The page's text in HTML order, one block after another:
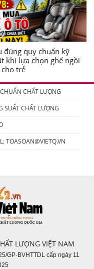
đúng quy chuẩn kỹ
khi lựa chọn ghế ngồi
trẻ
CHẤT LƯỢNG
SUẤT CHẤT LƯỢNG
TOASOAN@VIETQ.VN
LƯỢNG VIỆT NAM
GP-BVHTTDL cấp ngày 11